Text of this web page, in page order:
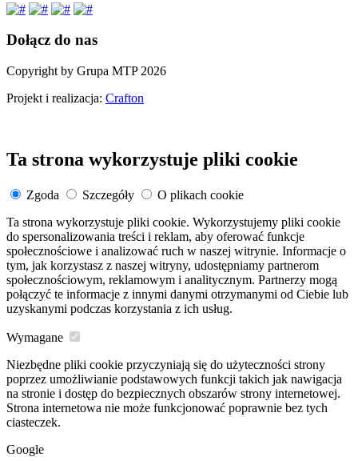
Dołącz do nas
Copyright by Grupa MTP 2026
Projekt i realizacja: Crafton
Ta strona wykorzystuje pliki cookie
Zgoda Szczegóły
O plikach cookie
Ta strona wykorzystuje pliki cookie. Wykorzystujemy pliki cookie
do spersonalizowania treści i reklam, aby oferować funkcje
społecznościowe i analizować ruch w naszej witrynie. Informacje o
tym, jak korzystasz z naszej witryny, udostępniamy partnerom
społecznościowym, reklamowym i analitycznym. Partnerzy mogą
połączyć te informacje z innymi danymi otrzymanymi od Ciebie lub
uzyskanymi podczas korzystania z ich usług.
Wymagane
Niezbędne pliki cookie przyczyniają się do użyteczności strony
poprzez umożliwianie podstawowych funkcji takich jak nawigacja
na stronie i dostęp do bezpiecznych obszarów strony internetowej.
Strona internetowa nie może funkcjonować poprawnie bez tych
ciasteczek.
Google